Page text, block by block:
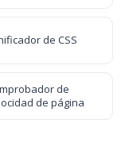
de CSS
de
de página